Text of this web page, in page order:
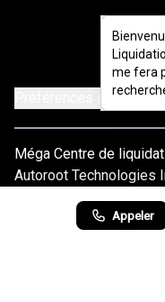
me fera
Appeler
Préférences de
Méga Centre de
Autoroot Technologies